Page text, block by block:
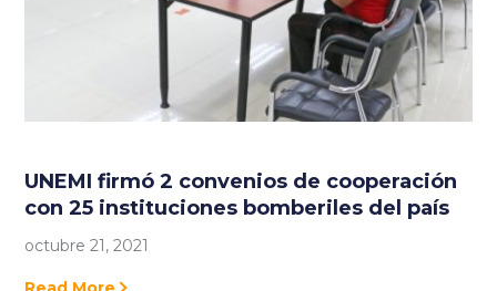
UNEMI firmó 2 convenios de cooperación
con 25 instituciones bomberiles del país
octubre 21, 2021